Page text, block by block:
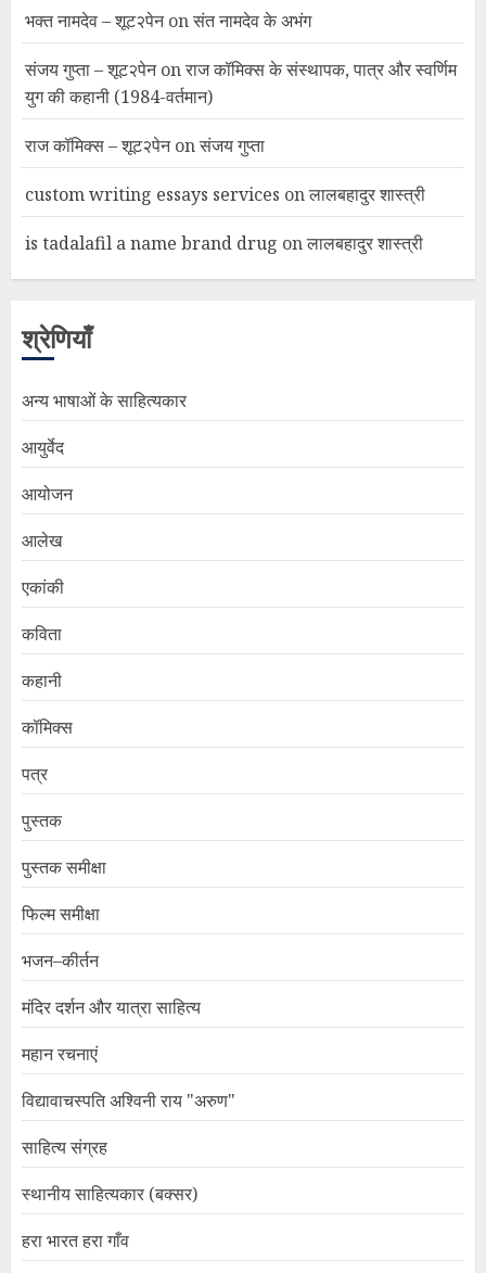
भक्त नामदेव – शूट२पेनonसंत नामदेव के अभंग
संजय गुप्ता – शूट२पेनonराज कॉमिक्स के संस्थापक, पात्र और स्वर्णिम
युग की कहानी (1984-वर्तमान)
राज कॉमिक्स – शूट२पेनonसंजय गुप्ता
custom writing essays services onलालबहादुर शास्त्री
is tadalafil a name brand drug onलालबहादुर शास्त्री
श्रेणियाँ
अन्य भाषाओं के साहित्यकार
आयुर्वेद
आयोजन
आलेख
एकांकी
कविता
कहानी
कॉमिक्स
पत्र
पुस्तक
पुस्तक समीक्षा
फिल्म समीक्षा
भजन–कीर्तन
मंदिर दर्शन और यात्रा साहित्य
महान रचनाएं
विद्यावाचस्पति अश्विनी राय "अरुण"
साहित्य संग्रह
स्थानीय साहित्यकार (बक्सर)
हरा भारत हरा गाँव